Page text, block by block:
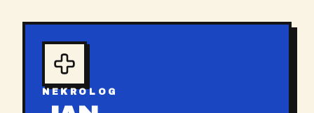
NEKROLOG